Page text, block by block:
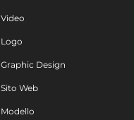
Video
Logo
Graphic Design
Sito Web
Modello